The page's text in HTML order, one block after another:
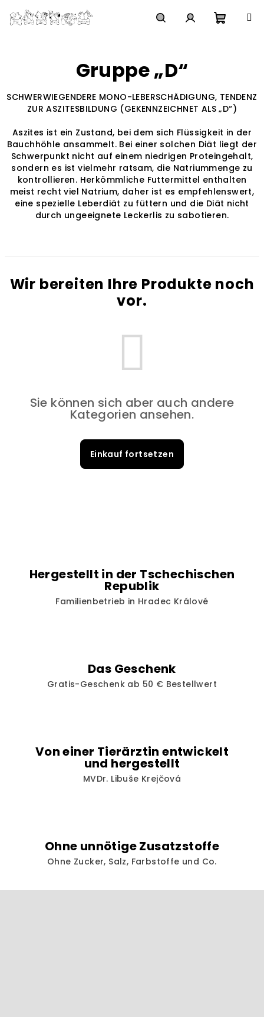
Inhalt
springen
Gruppe „D“
SCHWERWIEGENDERE MONO-LEBERSCHÄDIGUNG, TENDENZ
ZUR ASZITESBILDUNG (GEKENNZEICHNET ALS „D“)
Aszites ist ein Zustand, bei dem sich Flüssigkeit in der
Bauchhöhle ansammelt. Bei einer solchen Diät liegt der
Schwerpunkt nicht auf einem niedrigen Proteingehalt,
sondern es ist vielmehr ratsam, die Natriummenge zu
kontrollieren. Herkömmliche Futtermittel enthalten
meist recht viel Natrium, daher ist es empfehlenswert,
eine spezielle Leberdiät zu füttern und die Diät nicht
durch ungeeignete Leckerlis zu sabotieren.
Wir bereiten Ihre Produkte noch
vor.
Sie können sich aber auch andere
Kategorien ansehen.
Einkauf fortsetzen
Hergestellt in der Tschechischen
Republik
Familienbetrieb in Hradec Králové
Das Geschenk
Gratis-Geschenk ab 50 € Bestellwert
Von einer Tierärztin entwickelt
und hergestellt
MVDr. Libuše Krejčová
Ohne unnötige Zusatzstoffe
Ohne Zucker, Salz, Farbstoffe und Co.